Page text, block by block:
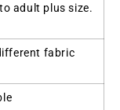
adult plus size.
fabric